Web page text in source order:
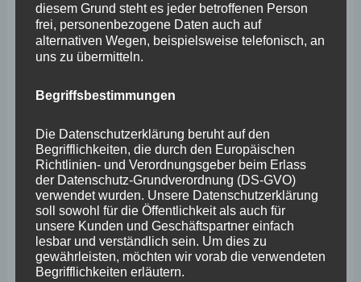
Mit Schreiben vom 23. August wurde meine Kleine
Anfrage dann, unterschrieben von Gesundheitsminister
Clemens Hoch, wie folgt beantwortet:
„Die Kleine Anfrage beantworte ich namens der
Landesregierung wie folgt:
Vorbemerkung: Wie bereits in der Beantwortung der
Kleinen Anfrage 18/384 ausgeführt, hat das Land
Rheinland-Pfalz die Zusammenführung des
Stiftungsklinikums Mittelrhein und des
Gemeinschaftsklinikums Koblenz-Mayen zum
diesem Grund steht es jeder betroffenen Person
frei, personenbezogene Daten auch auf
alternativen Wegen, beispielsweise telefonisch, an
uns zu übermitteln.
Begriffsbestimmungen
Die Datenschutzerklärung beruht auf den
Begrifflichkeiten, die durch den Europäischen
Richtlinien- und Verordnungsgeber beim Erlass
der Datenschutz-Grundverordnung (DS-GVO)
verwendet wurden. Unsere Datenschutzerklärung
soll sowohl für die Öffentlichkeit als auch für
unsere Kunden und Geschäftspartner einfach
lesbar und verständlich sein. Um dies zu
gewährleisten, möchten wir vorab die verwendeten
Begrifflichkeiten erläutern.